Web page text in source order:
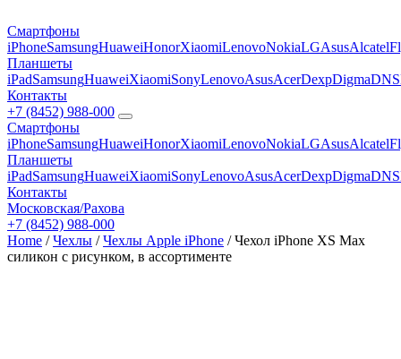
Смартфоны
iPhoneSamsungHuaweiHonorXiaomiLenovoNokiaLGAsusAlcatel
Планшеты
iPadSamsungHuaweiXiaomiSonyLenovoAsusAcerDexpDigmaDNS
Контакты
+7 (8452) 988-000
Смартфоны
iPhoneSamsungHuaweiHonorXiaomiLenovoNokiaLGAsusAlcatel
Планшеты
iPadSamsungHuaweiXiaomiSonyLenovoAsusAcerDexpDigmaDNS
Контакты
Московская/Рахова
+7 (8452) 988-000
Home /Чехлы /Чехлы Apple iPhone / Чехол iPhone XS Max
силикон с рисунком, в ассортименте